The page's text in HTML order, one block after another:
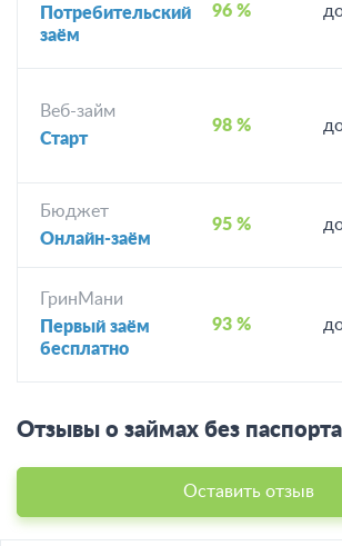
Потребительский
заём
96 %
Веб-займ
Старт
98 %
Бюджет
Онлайн-заём
95 %
ГринМани
Первый заём
бесплатно
93 %
Отзывы о займах без паспорта
Оставить отзыв